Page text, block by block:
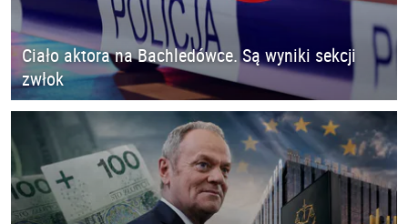
Ciało aktora na Bachledówce. Są wyniki sekcji
zwłok